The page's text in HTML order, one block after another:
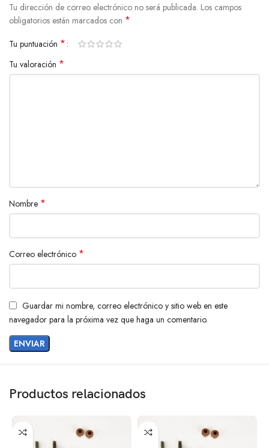
Tu dirección de correo electrónico no será publicada. Los campos
obligatorios están marcados con *
Tu puntuación *
Tu valoración *
Nombre *
Correo electrónico *
Guardar mi nombre, correo electrónico y sitio web en este
navegador para la próxima vez que haga un comentario.
Productos relacionados